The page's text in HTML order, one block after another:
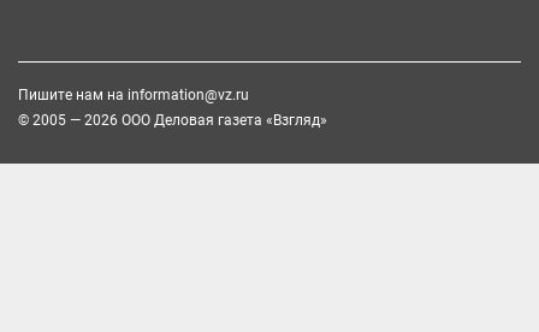
Пишите нам на information@vz.ru
© 2005 — 2026 ООО Деловая газета «Взгляд»